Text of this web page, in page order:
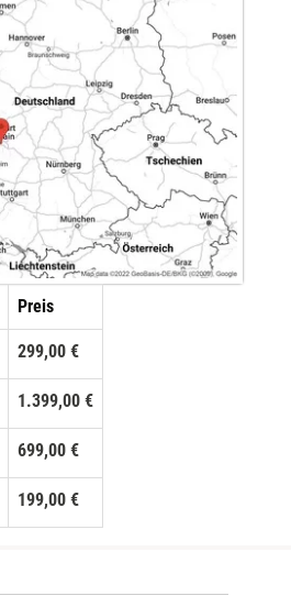
Preis
299,00 €
1.399,00 €
699,00 €
199,00 €